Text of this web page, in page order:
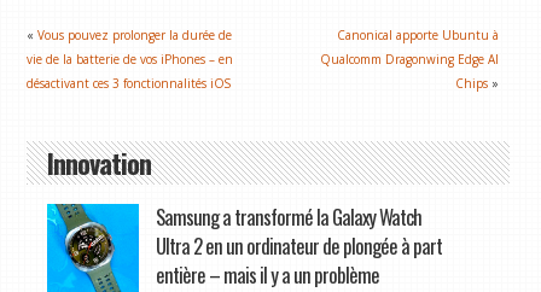
«Vous pouvez prolonger la durée de
vie de la batterie de vos iPhones – en
désactivant ces 3 fonctionnalités iOS
Canonical apporte Ubuntu à
Qualcomm Dragonwing Edge AI
Chips »
Innovation
Samsung a transformé la Galaxy Watch
Ultra 2 en un ordinateur de plongée à part
entière – mais il y a un problème